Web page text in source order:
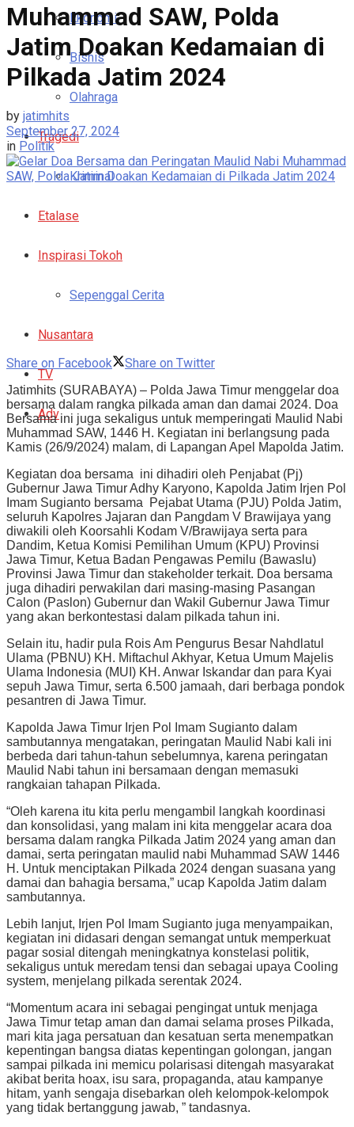
Ekonomi
Bisnis
Olahraga
Tragedi
Kriminal
Etalase
Inspirasi Tokoh
Sepenggal Cerita
Nusantara
TV
Adv
Muhammad SAW, Polda
Jatim Doakan Kedamaian di
Pilkada Jatim 2024
by jatimhits
September 27, 2024
in Politik
Share on Facebook Share on Twitter
Jatimhits (SURABAYA) – Polda Jawa Timur menggelar doa
bersama dalam rangka pilkada aman dan damai 2024. Doa
Bersama ini juga sekaligus untuk memperingati Maulid Nabi
Muhammad SAW, 1446 H. Kegiatan ini berlangsung pada
Kamis (26/9/2024) malam, di Lapangan Apel Mapolda Jatim.
Kegiatan doa bersama ini dihadiri oleh Penjabat (Pj)
Gubernur Jawa Timur Adhy Karyono, Kapolda Jatim Irjen Pol
Imam Sugianto bersama Pejabat Utama (PJU) Polda Jatim,
seluruh Kapolres Jajaran dan Pangdam V Brawijaya yang
diwakili oleh Koorsahli Kodam V/Brawijaya serta para
Dandim, Ketua Komisi Pemilihan Umum (KPU) Provinsi
Jawa Timur, Ketua Badan Pengawas Pemilu (Bawaslu)
Provinsi Jawa Timur dan stakeholder terkait. Doa bersama
juga dihadiri perwakilan dari masing-masing Pasangan
Calon (Paslon) Gubernur dan Wakil Gubernur Jawa Timur
yang akan berkontestasi dalam pilkada tahun ini.
Selain itu, hadir pula Rois Am Pengurus Besar Nahdlatul
Ulama (PBNU) KH. Miftachul Akhyar, Ketua Umum Majelis
Ulama Indonesia (MUI) KH. Anwar Iskandar dan para Kyai
sepuh Jawa Timur, serta 6.500 jamaah, dari berbaga pondok
pesantren di Jawa Timur.
Kapolda Jawa Timur Irjen Pol Imam Sugianto dalam
sambutannya mengatakan, peringatan Maulid Nabi kali ini
berbeda dari tahun-tahun sebelumnya, karena peringatan
Maulid Nabi tahun ini bersamaan dengan memasuki
rangkaian tahapan Pilkada.
“Oleh karena itu kita perlu mengambil langkah koordinasi
dan konsolidasi, yang malam ini kita menggelar acara doa
bersama dalam rangka Pilkada Jatim 2024 yang aman dan
damai, serta peringatan maulid nabi Muhammad SAW 1446
H. Untuk menciptakan Pilkada 2024 dengan suasana yang
damai dan bahagia bersama,” ucap Kapolda Jatim dalam
sambutannya.
Lebih lanjut, Irjen Pol Imam Sugianto juga menyampaikan,
kegiatan ini didasari dengan semangat untuk memperkuat
pagar sosial ditengah meningkatnya konstelasi politik,
sekaligus untuk meredam tensi dan sebagai upaya Cooling
system, menjelang pilkada serentak 2024.
“Momentum acara ini sebagai pengingat untuk menjaga
Jawa Timur tetap aman dan damai selama proses Pilkada,
mari kita jaga persatuan dan kesatuan serta menempatkan
kepentingan bangsa diatas kepentingan golongan, jangan
sampai pilkada ini memicu polarisasi ditengah masyarakat
akibat berita hoax, isu sara, propaganda, atau kampanye
hitam, yanh sengaja disebarkan oleh kelompok-kelompok
yang tidak bertanggung jawab, ” tandasnya.